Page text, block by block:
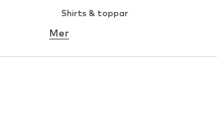
Shirts & toppar
Underkläder
Blusar & tunikor
Mer